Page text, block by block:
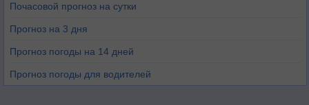
Почасовой прогноз на сутки
Прогноз на 3 дня
Прогноз погоды на 14 дней
Прогноз погоды для водителей